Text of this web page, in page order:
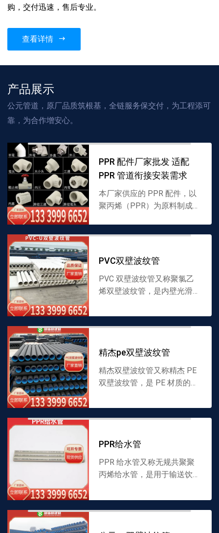
购，交付迅速，售后专业。
查看详情
产品展示
公元管道，原厂品质筑根基，全链服务保交付，为工程添可
靠，为合作增安心。
PPR 配件厂家批发 适配
PPR 管道衔接安装需求
本厂家供应的 PPR 配件，以
聚丙烯（PPR）为原料制成，
发，详情可联系 133...
PVC双壁波纹管
PVC 双壁波纹管又称聚氯乙
烯双壁波纹管，是内壁光滑、
采用适配材料制成，兼具结构
强度与柔韧性，适配多种液体
精杰pe双壁波纹管
精杰双壁波纹管又称精杰 PE
双壁波纹管，是 PE 材质的波
波纹结构，采用适配材料制
成，兼具强度与柔韧性，适配
PPR给水管
PPR 给水管又称无规共聚聚
丙烯给水管，是用于输送饮用
滑不易结垢，采用适配材料制
成，具备耐腐蚀性，适配各类